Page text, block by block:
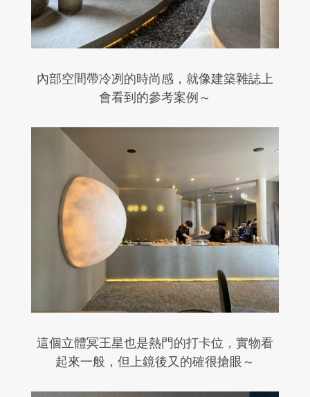
內部空間帶冷冽的時尚感，就像建築雜誌上
會看到的參考案例～
這個立體冥王星也是熱門的打卡位，實物看
起來一般，但上鏡後又的確很搶眼～